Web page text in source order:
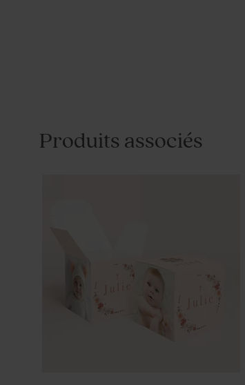
Produits associés